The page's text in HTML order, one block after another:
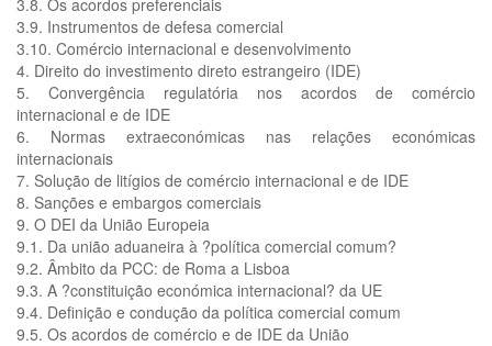
3.8. Os acordos preferenciais
3.9. Instrumentos de defesa comercial
3.10. Comércio internacional e desenvolvimento
4. Direito do investimento direto estrangeiro (IDE)
5. Convergência regulatória nos acordos de comércio
internacional e de IDE
6. Normas extraeconómicas nas relações económicas
internacionais
7. Solução de litígios de comércio internacional e de IDE
8. Sanções e embargos comerciais
9. O DEI da União Europeia
9.1. Da união aduaneira à ?política comercial comum?
9.2. Âmbito da PCC: de Roma a Lisboa
9.3. A ?constituição económica internacional? da UE
9.4. Definição e condução da política comercial comum
9.5. Os acordos de comércio e de IDE da União